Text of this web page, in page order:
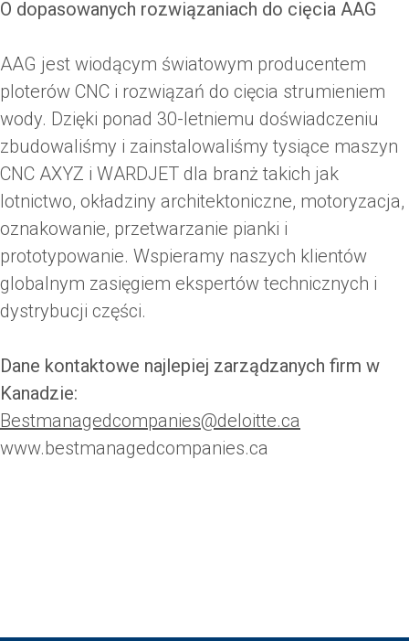
O dopasowanych rozwiązaniach do cięcia AAG
AAG jest wiodącym światowym producentem
ploterów CNC i rozwiązań do cięcia strumieniem
wody. Dzięki ponad 30-letniemu doświadczeniu
zbudowaliśmy i zainstalowaliśmy tysiące maszyn
CNC AXYZ i WARDJET dla branż takich jak
lotnictwo, okładziny architektoniczne, motoryzacja,
oznakowanie, przetwarzanie pianki i
prototypowanie. Wspieramy naszych klientów
globalnym zasięgiem ekspertów technicznych i
dystrybucji części.
Dane kontaktowe najlepiej zarządzanych firm w
Kanadzie:
Bestmanagedcompanies@deloitte.ca
www.bestmanagedcompanies.ca